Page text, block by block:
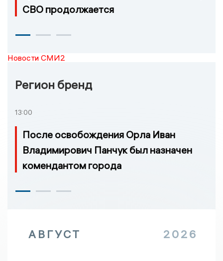
СВО продолжается
Новости СМИ2
Регион бренд
13:00
После освобождения Орла Иван
Владимирович Панчук был назначен
комендантом города
АВГУСТ 2026